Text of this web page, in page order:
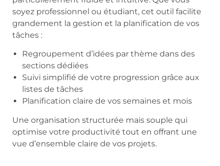
soyez professionnel ou étudiant, cet outil facilite
grandement la gestion et la planification de vos
tâches :
Regroupement d’idées par thème dans des
sections dédiées
Suivi simplifié de votre progression grâce aux
listes de tâches
Planification claire de vos semaines et mois
Une organisation structurée mais souple qui
optimise votre productivité tout en offrant une
vue d’ensemble claire de vos projets.